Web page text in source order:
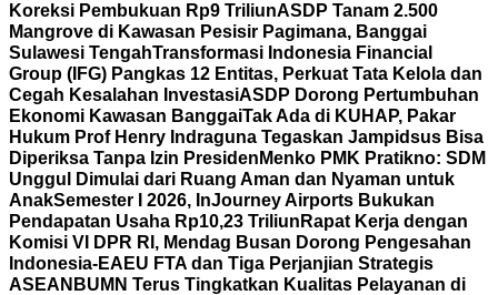
Koreksi Pembukuan Rp9 TriliunASDP Tanam 2.500
Mangrove di Kawasan Pesisir Pagimana, Banggai
Sulawesi TengahTransformasi Indonesia Financial
Group (IFG) Pangkas 12 Entitas, Perkuat Tata Kelola dan
Cegah Kesalahan InvestasiASDP Dorong Pertumbuhan
Ekonomi Kawasan BanggaiTak Ada di KUHAP, Pakar
Hukum Prof Henry Indraguna Tegaskan Jampidsus Bisa
Diperiksa Tanpa Izin Presiden Menko PMK Pratikno: SDM
Unggul Dimulai dari Ruang Aman dan Nyaman untuk
AnakSemester I 2026, InJourney Airports Bukukan
Pendapatan Usaha Rp10,23 Triliun Rapat Kerja dengan
Komisi VI DPR RI, Mendag Busan Dorong Pengesahan
Indonesia-EAEU FTA dan Tiga Perjanjian Strategis
ASEAN BUMN Terus Tingkatkan Kualitas Pelayanan di